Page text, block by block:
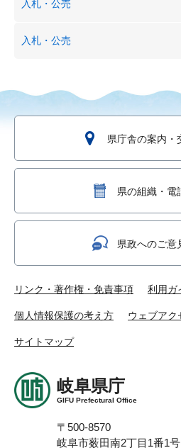
入札・公売
入札・公売
県庁舎の案内・
県の組織・電
県政へのご意
リンク・著作権・免責事項 利用ガ
個人情報保護の考え方 ウェブアク
サイトマップ
岐阜県庁
GIFU Prefectural Office
〒500-8570
岐阜市薮田南2丁目1番1号